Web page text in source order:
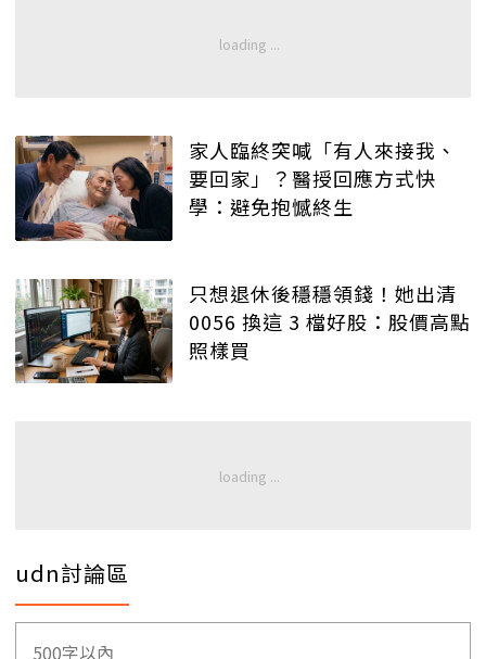
家人臨終突喊「有人來接我、
要回家」？醫授回應方式快
學：避免抱憾終生
只想退休後穩穩領錢！她出清
0056 換這 3 檔好股：股價高點
照樣買
udn討論區